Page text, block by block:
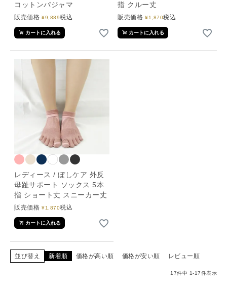
コットンパジャマ
販売価格 ¥9,889税込
カートに入れる
指 クルー丈
販売価格 ¥1,870税込
カートに入れる
レディース / ぼしケア 外反
母趾サポート ソックス 5本
指 ショート丈 スニーカー丈
販売価格 ¥1,870税込
カートに入れる
並び替え 新着順 価格が高い順 価格が安い順 レビュー順
17件中 1-17件表示